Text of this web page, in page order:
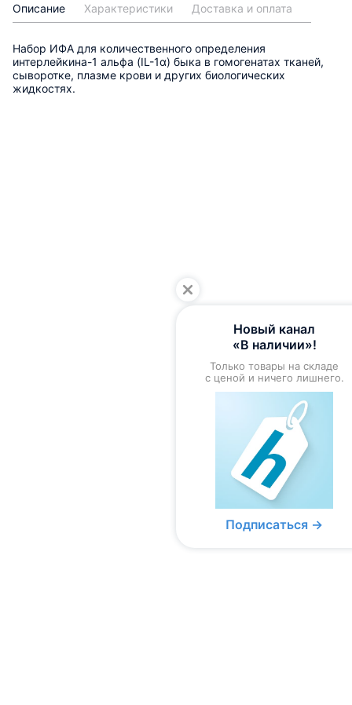
Описание Характеристики Доставка и оплата
Набор ИФА для количественного определения
интерлейкина-1 альфа (IL-1α) быка в гомогенатах тканей,
сыворотке, плазме крови и других биологических
жидкостях.
Новый канал
«В наличии»!
Только товары на складе
с ценой и ничего лишнего.
Подписаться →